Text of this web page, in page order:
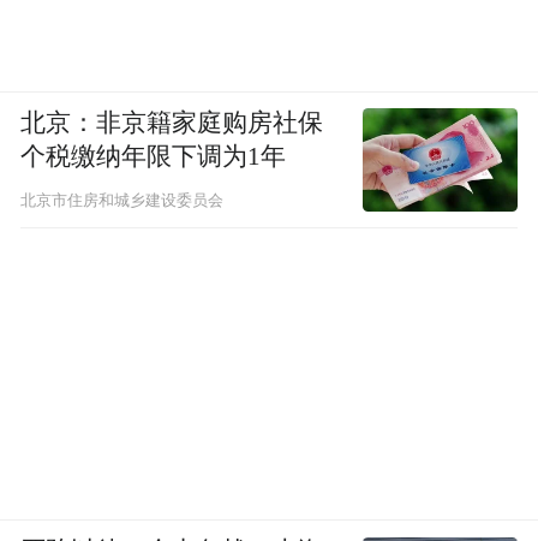
北京：非京籍家庭购房社保
个税缴纳年限下调为1年
北京市住房和城乡建设委员会